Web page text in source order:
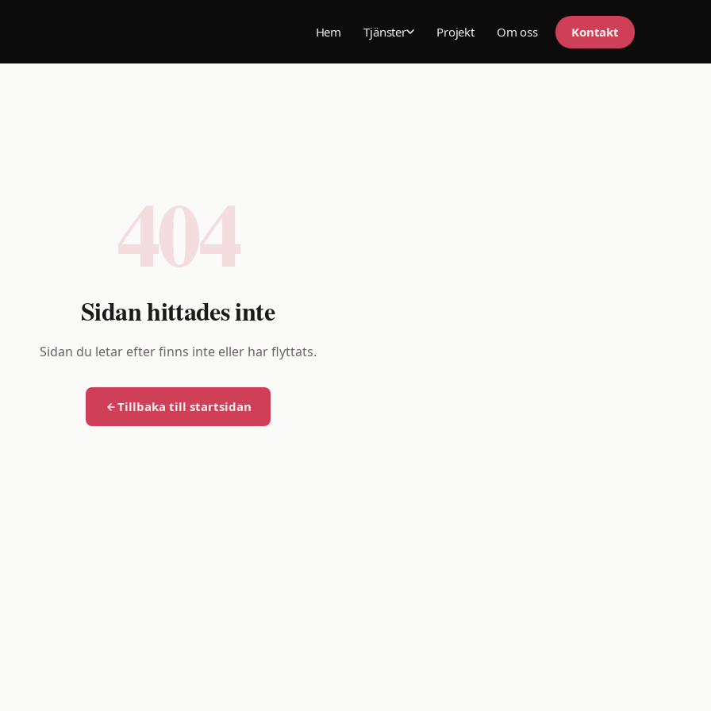
Hem Tjänster Projekt Om oss Kontakt
404
Sidan hittades inte
Sidan du letar efter finns inte eller har flyttats.
Tillbaka till startsidan